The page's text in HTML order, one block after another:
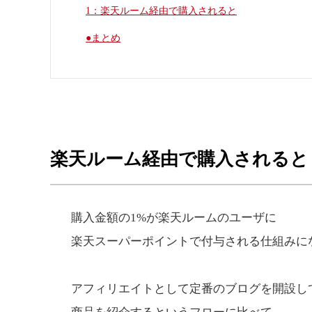
1：楽天ルーム経由で購入されると
●まとめ
楽天ルーム経由で購入されると
購入金額の1%が楽天ルームのユーザに
楽天スーパーポイントで付与される仕組みに
アフィリエイトとして定番のブログを開設し